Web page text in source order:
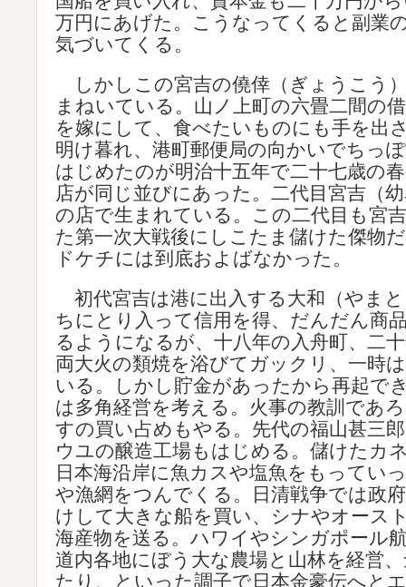
万円にあげた。こうなってくると副業
気づいてくる。
しかしこの宮吉の僥倖（ぎょうこう
まねいている。山ノ上町の六畳二間の
を嫁にして、食べたいものにも手を出
明け暮れ、港町郵便局の向かいでちっ
はじめたのが明治十五年で二十七歳の
店が同じ並びにあった。二代目宮吉（
の店で生まれている。この二代目も宮
た第一次大戦後にしこたま儲けた傑物
ドケチには到底およばなかった。
初代宮吉は港に出入する大和（やま
ちにとり入って信用を得、だんだん商
るようになるが、十八年の入舟町、二
両大火の類焼を浴びてガックリ、一時
いる。しかし貯金があったから再起で
は多角経営を考える。火事の教訓であ
すの買い占めもやる。先代の福山甚三
ウユの醸造工場もはじめる。儲けたカ
日本海沿岸に魚カスや塩魚をもってい
や漁網をつんでくる。日清戦争では政
けして大きな船を買い、シナやオース
海産物を送る。ハワイやシンガポール
道内各地にぼう大な農場と山林を経営
たり、といった調子で日本金豪伝へと